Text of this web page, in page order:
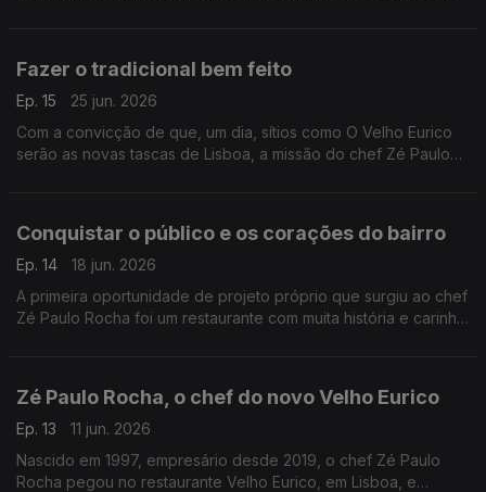
Fazer o tradicional bem feito
Ep. 15
25 jun. 2026
Com a convicção de que, um dia, sítios como O Velho Eurico
serão as novas tascas de Lisboa, a missão do chef Zé Paulo
Conquistar o público e os corações do bairro
Ep. 14
18 jun. 2026
A primeira oportunidade de projeto próprio que surgiu ao chef
Zé Paulo Rocha foi um restaurante com muita história e carinho
Zé Paulo Rocha, o chef do novo Velho Eurico
Ep. 13
11 jun. 2026
Nascido em 1997, empresário desde 2019, o chef Zé Paulo
Rocha pegou no restaurante Velho Eurico, em Lisboa, e